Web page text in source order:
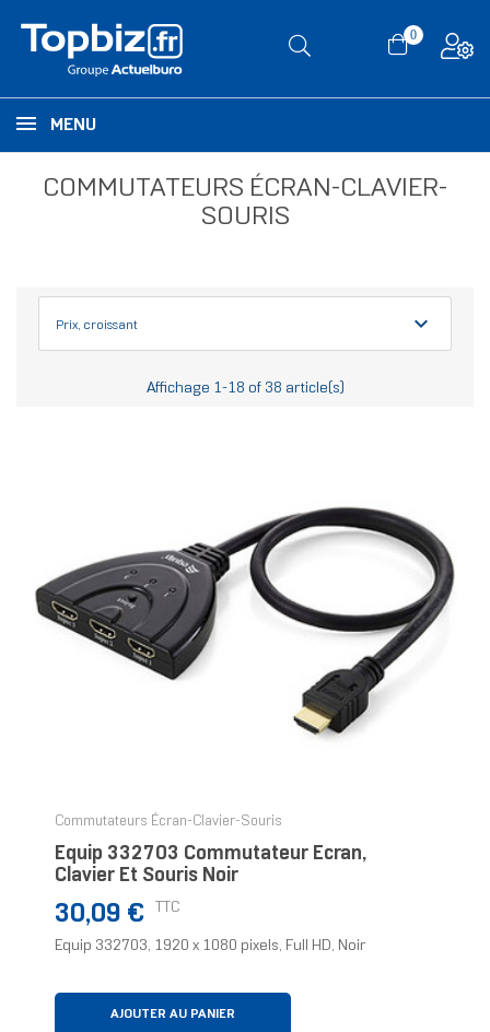
0
MENU
COMMUTATEURS ÉCRAN-CLAVIER-
SOURIS
Prix, croissant expand_more
Affichage 1-18 of 38 article(s)
Commutateurs Écran-Clavier-Souris
Equip 332703 Commutateur Écran,
Clavier Et Souris Noir
Prix
30,09 € TTC
Equip 332703, 1920 x 1080 pixels, Full HD, Noir
AJOUTER AU PANIER